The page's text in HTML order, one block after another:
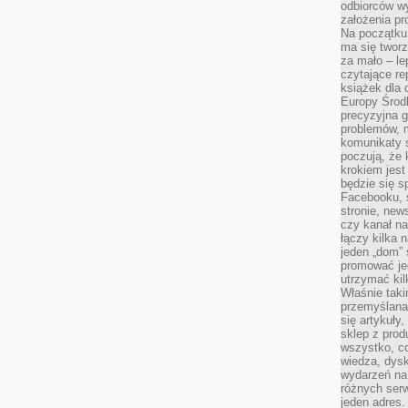
odbiorców
założenia
Na
ma się
za mało –
czytające
książek dla
Europy
precyzyjna
problemów,
komunikaty
poczują, że
krokiem
będzie się
Facebooku,
stronie,
czy kanał
łączy kilka
jeden
promować
utrzymać
Właśnie
się
sklep z
wszystko,
wiedza,
wydarzeń
różnych
jeden